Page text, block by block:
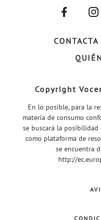
–
–
Copyright
En lo posible, para la
materia de consumo
se buscará la
como plataforma de
se encuentra
http://